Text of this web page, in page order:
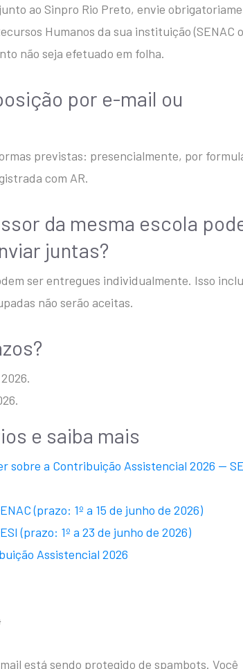
ao Sinpro Rio Preto, envie
Humanos da sua instituição (SENAC
não seja efetuado em folha.
por e-mail ou
previstas: presencialmente, por
com AR.
da mesma escola
juntas?
ser entregues individualmente. Isso
não serão aceitas.
e saiba mais
sobre a Contribuição Assistencial 2026 —
(prazo: 1º a 15 de junho de 2026)
(prazo: 1º a 23 de junho de 2026)
Assistencial 2026
está sendo protegido de spambots. Você